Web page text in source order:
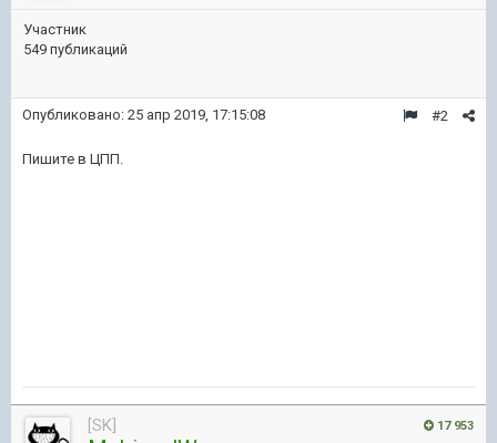
Участник
549 публикаций
#2
Опубликовано: 25 апр 2019, 17:15:08
Пишите в ЦПП.
17 953
[SK]